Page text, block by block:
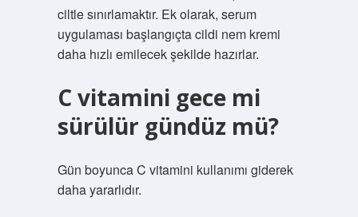
ciltle sınırlamaktır. Ek olarak, serum
uygulaması başlangıçta cildi nem kremi
daha hızlı emilecek şekilde hazırlar.
C vitamini gece mi
sürülür gündüz mü?
Gün boyunca C vitamini kullanımı giderek
daha yararlıdır.